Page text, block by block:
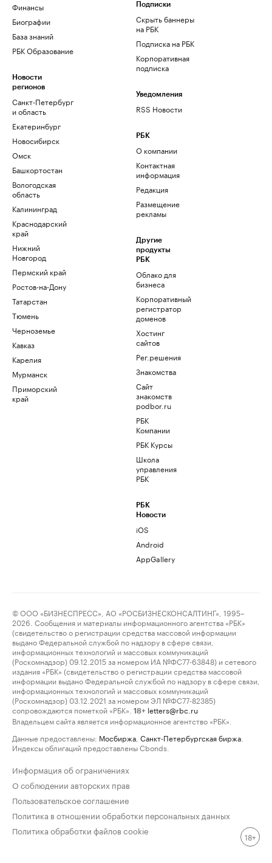
Финансы
Биографии
База знаний
РБК Образование
Новости
регионов
Санкт-Петербург
и область
Екатеринбург
Новосибирск
Омск
Башкортостан
Вологодская
область
Калининград
Краснодарский
край
Нижний
Новгород
Пермский край
Ростов-на-Дону
Татарстан
Тюмень
Черноземье
Кавказ
Карелия
Мурманск
Приморский
край
Подписки
Скрыть баннеры
на РБК
Подписка на РБК
Корпоративная
подписка
Уведомления
RSS Новости
РБК
О компании
Контактная
информация
Редакция
Размещение
рекламы
Другие
продукты
РБК
Облако для
бизнеса
Корпоративный
регистратор
доменов
Хостинг
сайтов
Рег.решения
Знакомства
Сайт
знакомств
podbor.ru
РБК
Компании
РБК Курсы
Школа
управления
РБК
РБК
Новости
iOS
Android
AppGallery
© ООО «БИЗНЕСПРЕСС», АО «РОСБИЗНЕСКОНСАЛТИНГ», 1995–
2026. Сообщения и материалы информационного агентства «РБК»
(свидетельство о регистрации средства массовой информации
выдано Федеральной службой по надзору в сфере связи,
информационных технологий и массовых коммуникаций
(Роскомнадзор) 09.12.2015 за номером ИА №ФС77-63848) и сетевого
издания «РБК» (свидетельство о регистрации средства массовой
информации выдано Федеральной службой по надзору в сфере связи,
информационных технологий и массовых коммуникаций
(Роскомнадзор) 03.12.2021 за номером ЭЛ №ФС77-82385)
сопровождаются пометкой «РБК».
18+ letters@rbc.ru
Владельцем сайта является информационное агентство «РБК».
Данные предоставлены: Мосбиржа Санкт-Петербургская биржа
Индексы облигаций предоставлены Cbonds.
Информация об ограничениях
О соблюдении авторских прав
Пользовательское соглашение
Политика в отношении обработки персональных данных
Политика обработки файлов cookie
18+